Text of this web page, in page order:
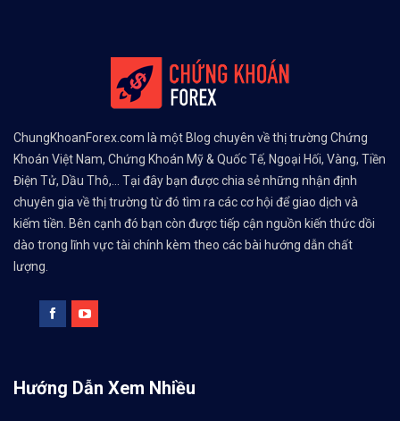
ChungKhoanForex.com là một Blog chuyên về thị trường Chứng
Khoán Việt Nam, Chứng Khoán Mỹ & Quốc Tế, Ngoại Hối, Vàng, Tiền
Điện Tử, Dầu Thô,... Tại đây bạn được chia sẻ những nhận định
chuyên gia về thị trường từ đó tìm ra các cơ hội để giao dịch và
kiếm tiền. Bên cạnh đó bạn còn được tiếp cận nguồn kiến thức dồi
dào trong lĩnh vực tài chính kèm theo các bài hướng dẫn chất
lượng.
Hướng Dẫn Xem Nhiều